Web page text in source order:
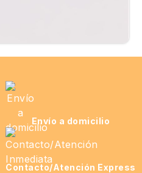
Envío a domicilio
Contacto/Atención Express